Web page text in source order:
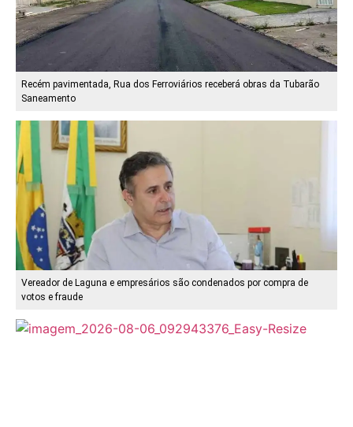
Recém pavimentada, Rua dos Ferroviários receberá obras da Tubarão
Saneamento
Vereador de Laguna e empresários são condenados por compra de
votos e fraude